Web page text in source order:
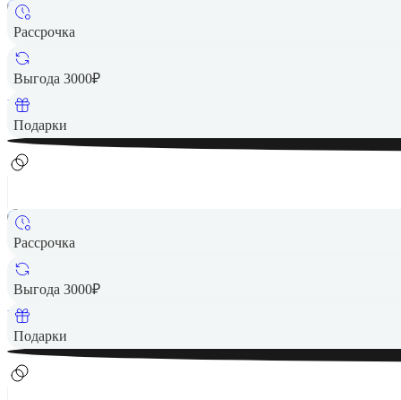
Рассрочка
Выгода 3000₽
Подарки
5 490 ₽
Вернем до
Рассрочка
Выгода 3000₽
Подарки
5 990 ₽
Вернем до